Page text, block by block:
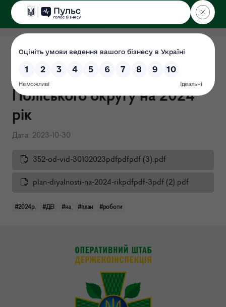
ДЕРЖЕКОІНСПЕКЦІЯ
Поліського округу
План роботи Державної
екологічної інспекції
Поліського округу на 2024
рік
Дата: 2023-10-30
352-od-vid-30102023pdfpdfpdf (3).pdf
plan-diyalnosti-na-2024-rikpdfpdf-3pdf (2).pdf
#2024р. #ДЕІ #на #план #роботи